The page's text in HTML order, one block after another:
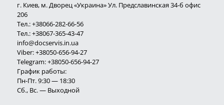
г. Киев, м. Дворец «Украина» Ул. Предславинская 34-б офис
206
Тел.:+38066-282-66-56
Тел.:+38067-365-43-47
info@docservis.in.ua
Viber: +38050-656-94-27
Telegram: +38050-656-94-27
График работы:
Пн-Пт. 9:30 — 18:30
Сб., Вс. — Выходной